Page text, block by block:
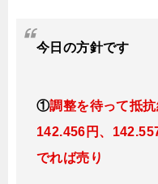
今日 の方針です
①調整を待って抵
142.456 円、
でれば売り